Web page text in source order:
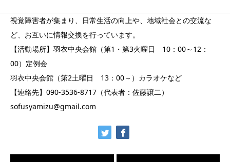
視覚障害者が集まり、日常生活の向上や、地域社会との交流な
ど、お互いに情報交換を行っています。
【活動場所】羽衣中央会館（第1・第3火曜日 10：00～12：
00）定例会
羽衣中央会館（第2土曜日 13：00～）カラオケなど
【連絡先】090-3536-8717（代表者：佐藤譲二）
sofusyamizu@gmail.com